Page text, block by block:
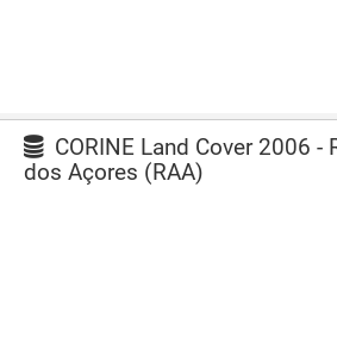
CORINE Land Cover 2006 -
dos Açores (RAA)